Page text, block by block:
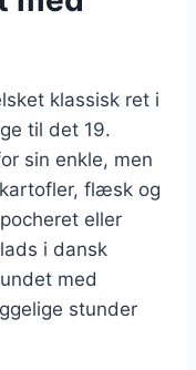
klassisk ret i
til det 19.
sin enkle, men
flæsk og
eller
i dansk
med
stunder